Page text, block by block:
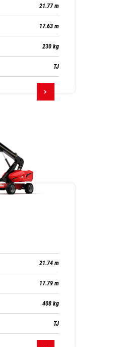
21.77 m
17.63 m
230 kg
TJ
21.74 m
17.79 m
408 kg
TJ